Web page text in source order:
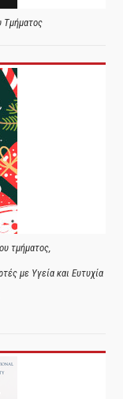
Τμήματος
τμήματος,
με Υγεία και Ευτυχία